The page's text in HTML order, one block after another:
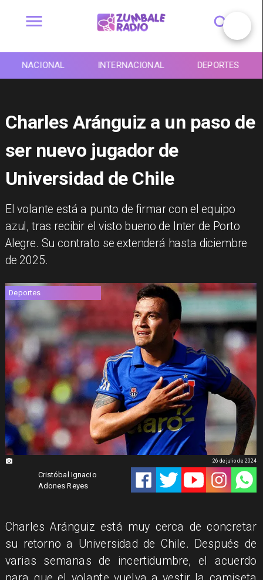
NACIONAL INTERNACIONAL DEPORTES
Charles Aránguiz a un paso de
ser nuevo jugador de
Universidad de Chile
​El volante está a punto de firmar con el equipo
azul, tras recibir el visto bueno de Inter de Porto
Alegre. Su contrato se extenderá hasta diciembre
de 2025.
Deportes
Cristóbal Ignacio
Adones Reyes
26 de julio de 2024
Charles Aránguiz está muy cerca de concretar
su retorno a Universidad de Chile. Después de
varias semanas de incertidumbre, el acuerdo